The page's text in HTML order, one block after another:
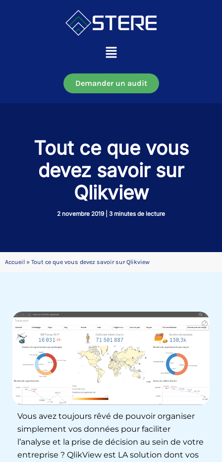
Main
Menu
Demander un audit
Tout ce que vous
devez savoir sur
Qlikview
2 novembre 2019 3 minutes de lecture
Accueil » Tout ce que vous devez savoir sur Qlikview
Vous avez toujours rêvé de pouvoir organiser
simplement vos données pour faciliter
l’analyse et la prise de décision au sein de votre
entreprise ? QlikView est LA solution dont vos